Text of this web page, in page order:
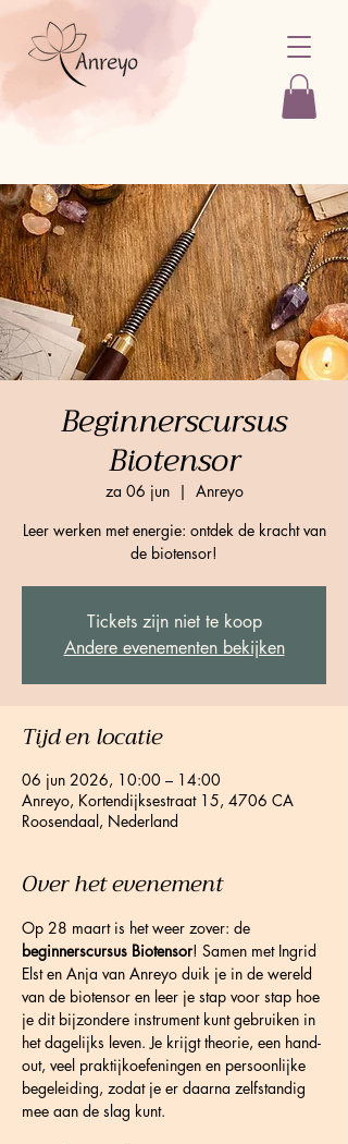
Beginnerscursus
Biotensor
za 06 jun
  |
Anreyo
Leer werken met energie: ontdek de kracht van
de biotensor!
Tickets zijn niet te koop
Andere evenementen bekijken
Tijd en locatie
06 jun 2026, 10:00 – 14:00
Anreyo, Kortendijksestraat 15, 4706 CA
Roosendaal, Nederland
Over het evenement
Op 28 maart is het weer zover: de
beginnerscursus Biotensor! Samen met Ingrid
Elst en Anja van Anreyo duik je in de wereld
van de biotensor en leer je stap voor stap hoe
je dit bijzondere instrument kunt gebruiken in
het dagelijks leven. Je krijgt theorie, een hand-
out, veel praktijkoefeningen en persoonlijke
begeleiding, zodat je er daarna zelfstandig
mee aan de slag kunt.